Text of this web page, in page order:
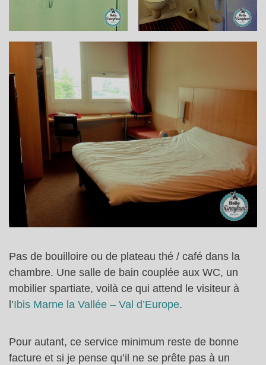
Pas de bouilloire ou de plateau thé / café dans la
chambre. Une salle de bain couplée aux WC, un
mobilier spartiate, voilà ce qui attend le visiteur à
l’Ibis Marne la Vallée – Val d’Europe.
Pour autant, ce service minimum reste de bonne
facture et si je pense qu’il ne se prête pas à un